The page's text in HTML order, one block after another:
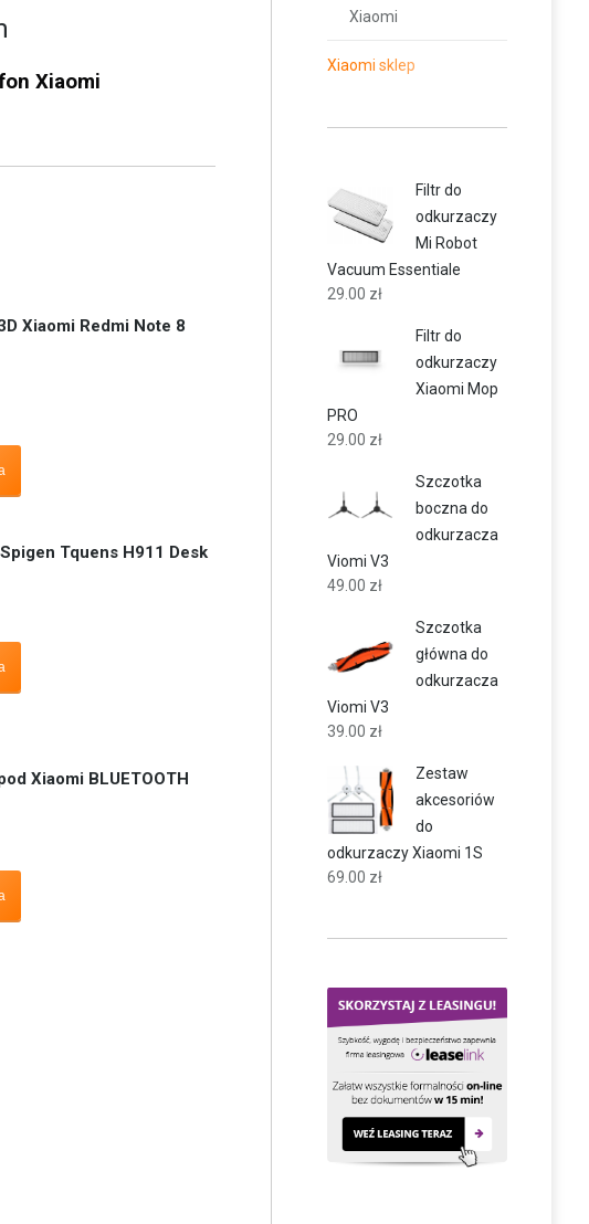
Xiaomi
Xiaomi Redmi Note 8
Tquens H911 Desk
Xiaomi BLUETOOTH
Xiaomi
Xiaomi sklep
Filtr do
odkurzaczy
Mi Robot
Vacuum Essentiale
29.00 zł
Filtr do
odkurzaczy
Xiaomi Mop
PRO
29.00 zł
Szczotka
boczna do
odkurzacza
Viomi V3
49.00 zł
Szczotka
główna do
odkurzacza
Viomi V3
39.00 zł
Zestaw
akcesoriów
do
odkurzaczy Xiaomi 1S
69.00 zł